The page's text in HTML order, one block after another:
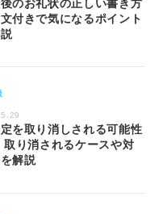
のお礼状の正しい書き方
文付きで気になるポイント
を取り消しされる可能性
取り消されるケースや対
解説